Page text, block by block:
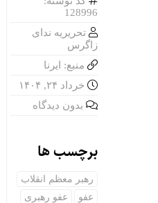
128996
تحریریه ندای
زاگرس
منبع: ایرنا
خرداد ۲۴, ۱۴۰۴
بدون دیدگاه
برچسب ها
رهبر معظم انقلاب
عفو
عفو رهبری